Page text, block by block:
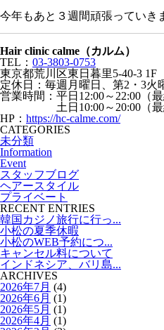
今年もあと３週間頑張っていき
Hair clinic calme（カルム）
TEL： 03-3803-0753
東京都荒川区東日暮里5-40-3 1F
定休日：毎週月曜日、第2・3火
営業時間：平日12:00～22:00（最
土日10:00～20:00（最終
HP： https://hc-calme.com/
CATEGORIES
未分類
Information
Event
スタッフブログ
ヘアースタイル
プライベート
RECENT ENTRIES
韓国カジノ旅行に行っ...
小松の夏季休暇
小松のWEB予約につ...
キャンセル料について
インドネシア、バリ島...
ARCHIVES
2026年7月 (4)
2026年6月 (1)
2026年5月 (1)
2026年4月 (1)